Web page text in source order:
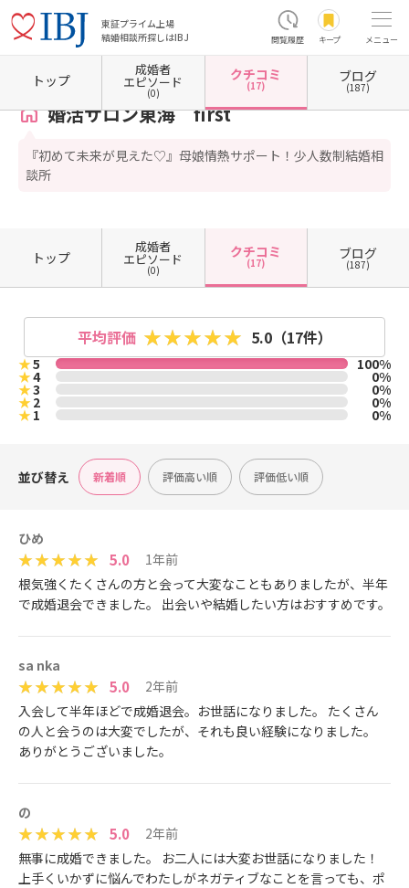
東証プライム上場
結婚相談所探しはIBJ
閲覧履歴 キープ メニュー
ホーム 愛知県の結婚相談所 愛知県東海市 婚活サロン東海 first クチコミ一覧
婚活サロン東海 first
『初めて未来が見えた♡』母娘情熱サポート！少人数制結婚相
談所
トップ
成婚者
エピソード
(0)
クチコミ
(17)
ブログ
(187)
トップ
成婚者
エピソード
(0)
クチコミ
(17)
ブログ
(187)
平均評価 5.0（17件）
★5 100%
★4 0%
★3 0%
★2 0%
★1 0%
並び替え 新着順 評価高い順 評価低い順
ひめ
5.0
1年前
根気強くたくさんの方と会って大変なこともありましたが、半年
で成婚退会できました。 出会いや結婚したい方はおすすめです。
sa nka
5.0
2年前
入会して半年ほどで成婚退会。お世話になりました。 たくさん
の人と会うのは大変でしたが、それも良い経験になりました。
ありがとうございました。
の
5.0
2年前
無事に成婚できました。 お二人には大変お世話になりました！
上手くいかずに悩んでわたしがネガティブなことを言っても、ポ